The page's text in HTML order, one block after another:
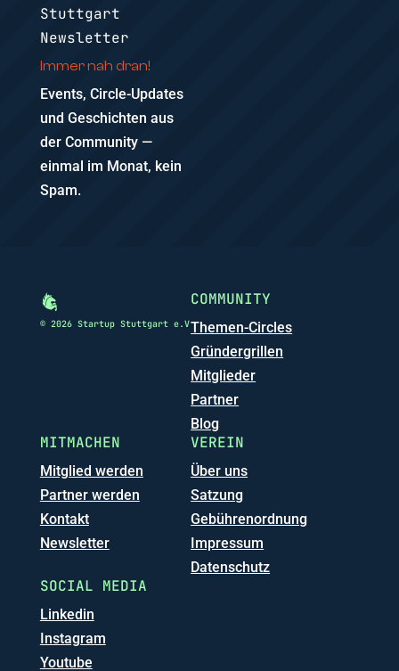
Stuttgart
Newsletter
Immer nah dran!
Events, Circle-Updates
und Geschichten aus
der Community —
einmal im Monat, kein
Spam.
© 2026 Startup Stuttgart e.V
COMMUNITY
Themen-Circles
Gründergrillen
Mitglieder
Partner
Blog
MITMACHEN
Mitglied werden
Partner werden
Kontakt
Newsletter
VEREIN
Über uns
Satzung
Gebührenordnung
Impressum
Datenschutz
SOCIAL MEDIA
Linkedin
Instagram
Youtube